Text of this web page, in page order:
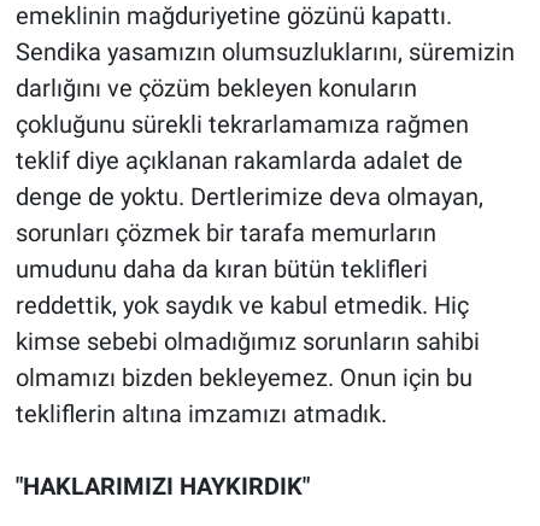
emeklinin mağduriyetine gözünü kapattı.
Sendika yasamızın olumsuzluklarını, süremizin
darlığını ve çözüm bekleyen konuların
çokluğunu sürekli tekrarlamamıza rağmen
teklif diye açıklanan rakamlarda adalet de
denge de yoktu. Dertlerimize deva olmayan,
sorunları çözmek bir tarafa memurların
umudunu daha da kıran bütün teklifleri
reddettik, yok saydık ve kabul etmedik. Hiç
kimse sebebi olmadığımız sorunların sahibi
olmamızı bizden bekleyemez. Onun için bu
tekliflerin altına imzamızı atmadık.
"HAKLARIMIZI HAYKIRDIK"
Yerel Yaşam
Canlı Yayın